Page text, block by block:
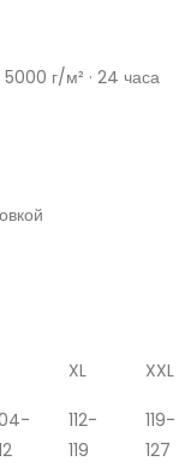
г/м² · 24 часа
XL XXL
112-
119
119-
127